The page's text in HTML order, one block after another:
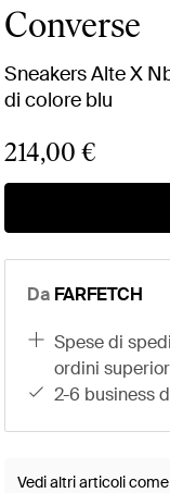
Converse
Sneakers Alte X
di colore blu
214,00 €
Da FARFETCH
spese di spedizione di 10,00 € escluse (gratis per
ordini
2-6 business
Vedi altri articoli